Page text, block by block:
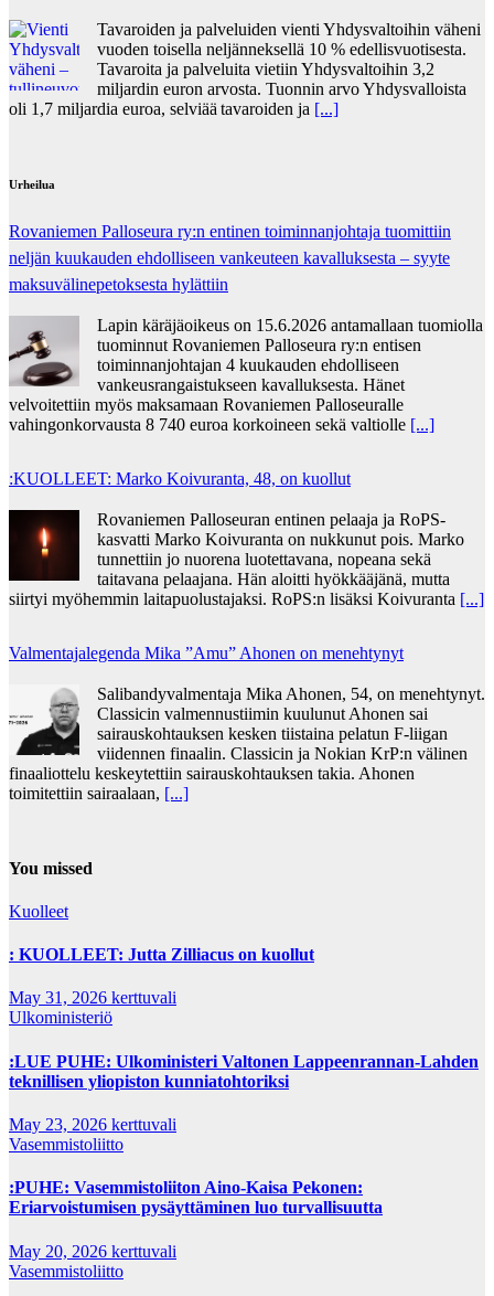
Tavaroiden ja palveluiden vienti Yhdysvaltoihin väheni
vuoden toisella neljänneksellä 10 % edellisvuotisesta.
Tavaroita ja palveluita vietiin Yhdysvaltoihin 3,2
miljardin euron arvosta. Tuonnin arvo Yhdysvalloista
oli 1,7 miljardia euroa, selviää tavaroiden ja [...]
Urheilua
Rovaniemen Palloseura ry:n entinen toiminnanjohtaja tuo­mit­tiin
neljän kuu­kau­den eh­dol­li­seen van­keu­teen ka­val­luk­ses­ta – syyte
mak­su­vä­li­ne­pe­tok­ses­ta hy­lät­tiin
Lapin käräjäoikeus on 15.6.2026 antamallaan tuomiolla
tuominnut Rovaniemen Palloseura ry:n entisen
toiminnanjohtajan 4 kuukauden ehdolliseen
vankeusrangaistukseen kavalluksesta. Hänet
velvoitettiin myös maksamaan Rovaniemen Palloseuralle
vahingonkorvausta 8 740 euroa korkoineen sekä valtiolle [...]
:KUOLLEET: Marko Koivuranta, 48, on kuollut
Rovaniemen Palloseuran entinen pelaaja ja RoPS-
kasvatti Marko Koivuranta on nukkunut pois. Marko
tunnettiin jo nuorena luotettavana, nopeana sekä
taitavana pelaajana. Hän aloitti hyökkääjänä, mutta
siirtyi myöhemmin laitapuolustajaksi. RoPS:n lisäksi Koivuranta [...]
Valmentajalegenda Mika ”Amu” Ahonen on menehtynyt
Salibandyvalmentaja Mika Ahonen, 54, on menehtynyt.
Classicin valmennustiimin kuulunut Ahonen sai
sairauskohtauksen kesken tiistaina pelatun F-liigan
viidennen finaalin. Classicin ja Nokian KrP:n välinen
finaaliottelu keskeytettiin sairauskohtauksen takia. Ahonen
toimitettiin sairaalaan, [...]
You missed
Kuolleet
: KUOLLEET: Jutta Zilliacus on kuollut
May 31, 2026 kerttuvali
Ulkoministeriö
:LUE PUHE: Ulkoministeri Valtonen Lappeenrannan-Lahden
teknillisen yliopiston kunniatohtoriksi
May 23, 2026 kerttuvali
Vasemmistoliitto
:PUHE: Vasemmistoliiton Aino-Kaisa Pekonen:
Eriarvoistumisen pysäyttäminen luo turvallisuutta
May 20, 2026 kerttuvali
Vasemmistoliitto